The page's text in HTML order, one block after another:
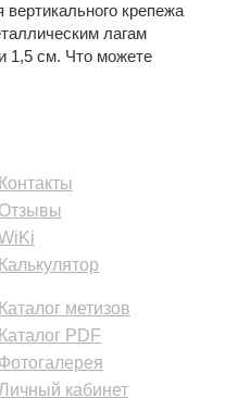
крепежа
лагам
1,5 см. Что можете
Контакты
Отзывы
Калькулятор
Каталог метизов
Каталог PDF
Фотогалерея
кабинет